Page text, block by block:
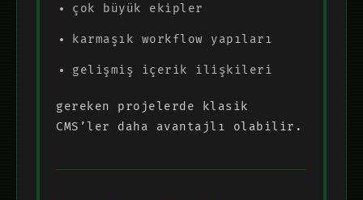
çok büyük ekipler
karmaşık workflow yapıları
gelişmiş içerik ilişkileri
gereken projelerde klasik
CMS’ler daha avantajlı olabilir.